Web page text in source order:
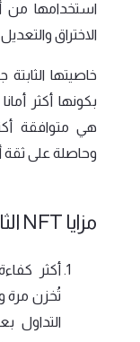
استخدامها من
الاختراق
خاصيتها الثابتة
بكونها أكثر
هي متوافقة
وحاصلة على ثقة
مزايا NFT الثابتة
أكثر
تُخزن
التداول